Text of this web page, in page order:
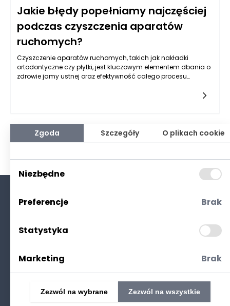
Jakie błędy popełniamy najczęściej
podczas czyszczenia aparatów
ruchomych?
Czyszczenie aparatów ruchomych, takich jak nakładki
ortodontyczne czy płytki, jest kluczowym elementem dbania o
zdrowie jamy ustnej oraz efektywność całego procesu
odpowiedniej wagi do tej czynności, co prowadzi do różnych
ruchomych. Często wynika to z braku wiedzy na temat
właściwych metod oraz użycia niewłaściwych środków
czyszczących. Warto zwrócić uwagę na to, jakie czynniki
zdrowia zębów.
Polityka prywatności
Zgoda Szczegóły O plikach cookie
Niezbędne
Preferencje Brak
Statystyka
Marketing Brak
Zezwól na wybrane Zezwól na wszystkie